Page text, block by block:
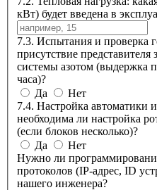
кВт) будет введена в
7.3. Испытания и проверка
присутствие представителя
системы азотом (выдержка
часа)?
Да
Нет
7.4. Настройка автоматики
необходима ли настройка
(если блоков несколько)?
Да
Нет
Нужно ли
протоколов (IP-адрес, ID
нашего инженера?